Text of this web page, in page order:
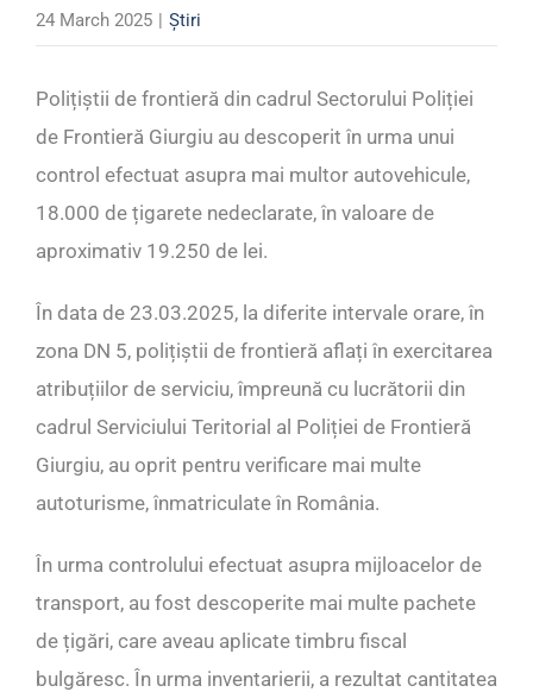
24 March 2025 | Știri
Polițiștii de frontieră din cadrul Sectorului Poliției
de Frontieră Giurgiu au descoperit în urma unui
control efectuat asupra mai multor autovehicule,
18.000 de țigarete nedeclarate, în valoare de
aproximativ 19.250 de lei.
În data de 23.03.2025, la diferite intervale orare, în
zona DN 5, polițiștii de frontieră aflați în exercitarea
atribuțiilor de serviciu, împreună cu lucrătorii din
cadrul Serviciului Teritorial al Poliției de Frontieră
Giurgiu, au oprit pentru verificare mai multe
autoturisme, înmatriculate în România.
În urma controlului efectuat asupra mijloacelor de
transport, au fost descoperite mai multe pachete
de țigări, care aveau aplicate timbru fiscal
bulgăresc. În urma inventarierii, a rezultat cantitatea